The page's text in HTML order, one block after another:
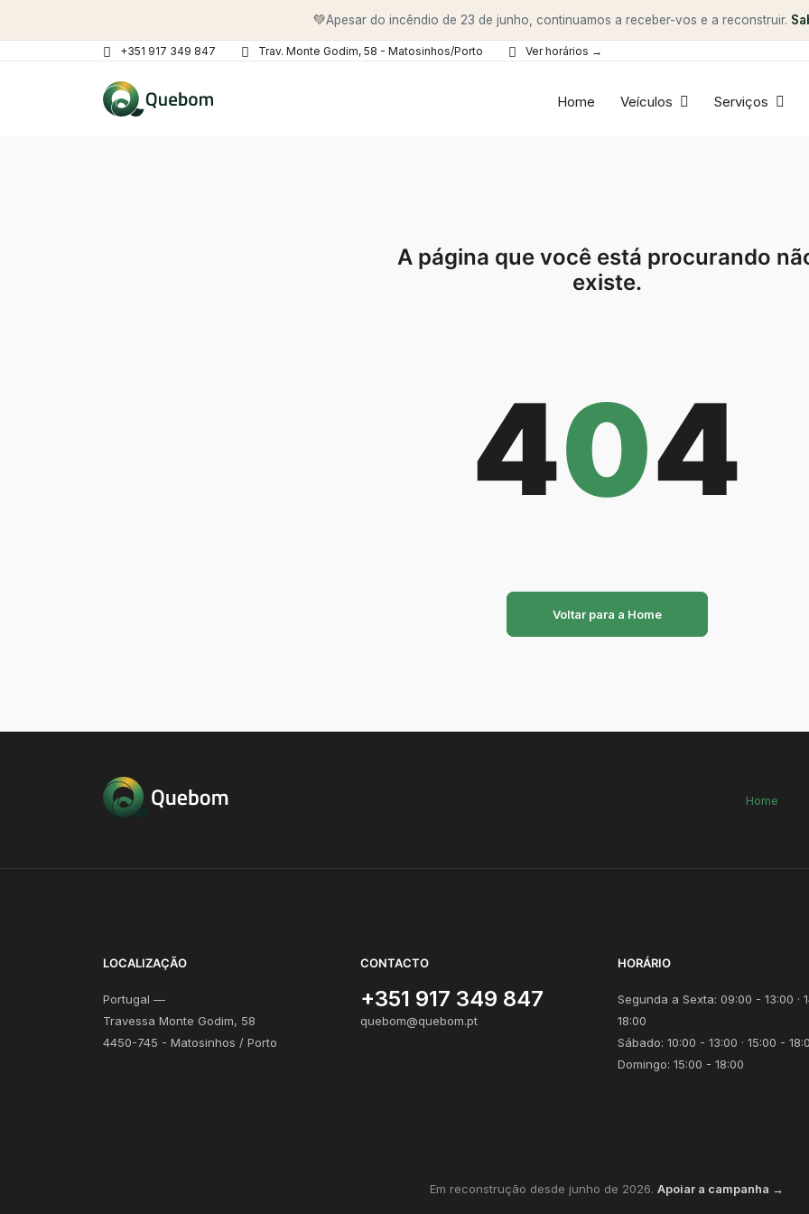
💚Apesar do incêndio de 23 de junho, continuamos a receber-vos e a reconstruir.
+351 917 349 847 Trav. Monte Godim, 58 - Matosinhos/Porto Ver horários →
Home Veículos Serviços
A página que você está procurando
existe.
404
Voltar para a Home
Home
LOCALIZAÇÃO
Portugal —
Travessa Monte Godim, 58
4450-745 - Matosinhos / Porto
CONTACTO
+351 917 349 847
quebom@quebom.pt
HORÁRIO
Segunda a Sexta: 09:00 - 13:00 ·
18:00
Sábado: 10:00 - 13:00 · 15:00 -
Domingo: 15:00 - 18:00
Em reconstrução desde junho de 2026. Apoiar a campanha →